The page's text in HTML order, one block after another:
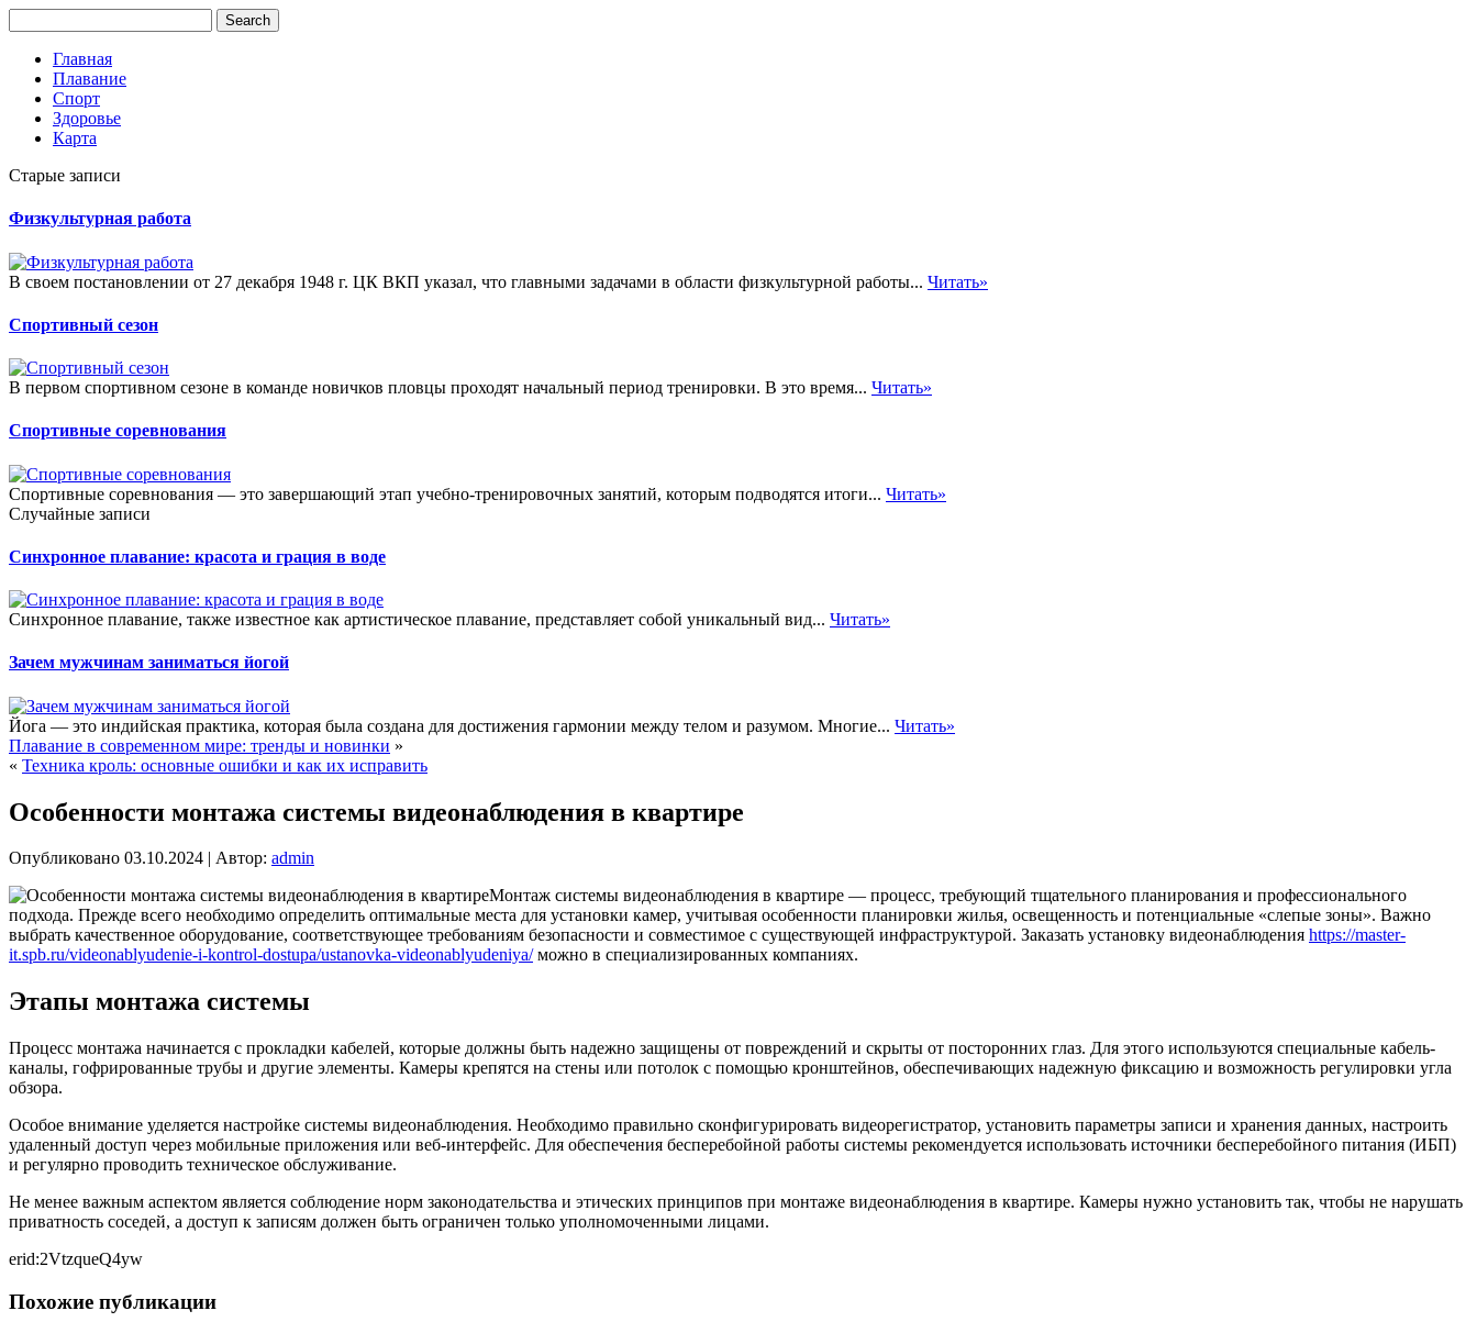
Главная
Плавание
Спорт
Здоровье
Карта
Старые записи
Физкультурная работа
В своем постановлении от 27 декабря 1948 г. ЦК ВКП указал, что главными задачами в области физкультурной работы... Читать»
Спортивный сезон
В первом спортивном сезоне в команде новичков пловцы проходят начальный период тренировки. В это время... Читать»
Спортивные соревнования
Спортивные соревнования — это завершающий этап учебно-тренировочных занятий, которым подводятся итоги... Читать»
Случайные записи
Синхронное плавание: красота и грация в воде
Синхронное плавание, также известное как артистическое плавание, представляет собой уникальный вид... Читать»
Зачем мужчинам заниматься йогой
Йога — это индийская практика, которая была создана для достижения гармонии между телом и разумом. Многие... Читать»
Плавание в современном мире: тренды и новинки »
« Техника кроль: основные ошибки и как их исправить
Особенности монтажа системы видеонаблюдения в квартире
Опубликовано 03.10.2024 Автор: admin
Монтаж системы видеонаблюдения в квартире — процесс, требующий тщательного планирования и профессионального
подхода. Прежде всего необходимо определить оптимальные места для установки камер, учитывая особенности планировки жилья, освещенность и потенциальные «слепые зоны». Важно
выбрать качественное оборудование, соответствующее требованиям безопасности и совместимое с существующей инфраструктурой. Заказать установку видеонаблюдения https://master-
it.spb.ru/videonablyudenie-i-kontrol-dostupa/ustanovka-videonablyudeniya/можно в специализированных компаниях.
Этапы монтажа системы
Процесс монтажа начинается с прокладки кабелей, которые должны быть надежно защищены от повреждений и скрыты от посторонних глаз. Для этого используются специальные кабель-
каналы, гофрированные трубы и другие элементы. Камеры крепятся на стены или потолок с помощью кронштейнов, обеспечивающих надежную фиксацию и возможность регулировки угла
обзора.
Особое внимание уделяется настройке системы видеонаблюдения. Необходимо правильно сконфигурировать видеорегистратор, установить параметры записи и хранения данных, настроить
удаленный доступ через мобильные приложения или веб-интерфейс. Для обеспечения бесперебойной работы системы рекомендуется использовать источники бесперебойного питания (ИБП)
и регулярно проводить техническое обслуживание.
Не менее важным аспектом является соблюдение норм законодательства и этических принципов при монтаже видеонаблюдения в квартире. Камеры нужно установить так, чтобы не нарушать
приватность соседей, а доступ к записям должен быть ограничен только уполномоченными лицами.
erid:2VtzqueQ4yw
Похожие публикации